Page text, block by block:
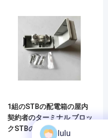
1組のSTBの配電箱の屋内
契約者のターミナル ブロッ
クSTBの引込み線
lulu